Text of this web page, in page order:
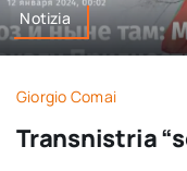
Notizia
Giorgio Comai
Transnistria